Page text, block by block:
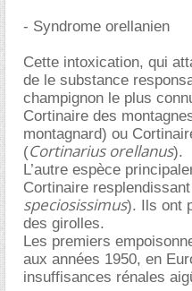
- Syndrome orellanien
Cette intoxication, qui
de le substance
champignon le plus
Cortinaire des
montagnard) ou
(Cortinarius orellanus).
L’autre espèce
Cortinaire
speciosissimus). Ils ont
des girolles.
Les premiers
aux années 1950, en
insuffisances rénales